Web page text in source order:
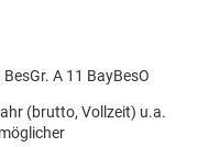
A 11 BayBesO
(brutto, Vollzeit) u.a.